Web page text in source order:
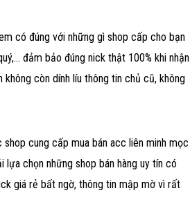
có đúng với những gì shop cấp cho bạn
đảm bảo đúng nick thật 100% khi nhận
còn dính líu thông tin chủ cũ, không
cung cấp mua bán acc liên minh mọc
lựa chọn những shop bán hàng uy tín có
giá rẻ bất ngờ, thông tin mập mờ vì rất